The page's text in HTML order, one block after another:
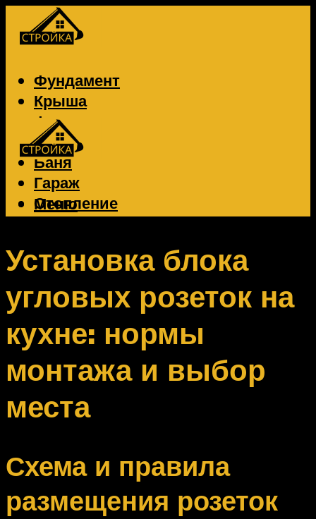
Фундамент
Крыша
Фасад
Забор
Баня
Гараж
Отопление
Вентиляция
Меню
Меню
Установка блока
угловых розеток на
кухне: нормы
монтажа и выбор
места
Схема и правила
размещения розеток